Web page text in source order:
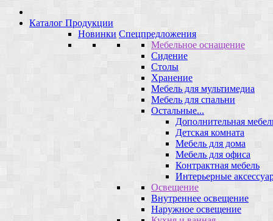
Каталог Продукции
Новинки Спецпредложения
Мебельное оснащение
Сидение
Столы
Хранение
Мебель для мультимедиа
Мебель для спальни
Остальные...
Дополнительная
Детская комната
Мебель для дома
Мебель для офиса
Контрактная мебель
Интерьерные
Освещение
Внутреннее освещение
Наружное освещение